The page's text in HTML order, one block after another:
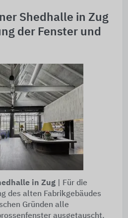
Shedhalle in Zug
der Fenster und
in Zug| Für die
des alten Fabrikgebäudes
Gründen alle
ausgetauscht.